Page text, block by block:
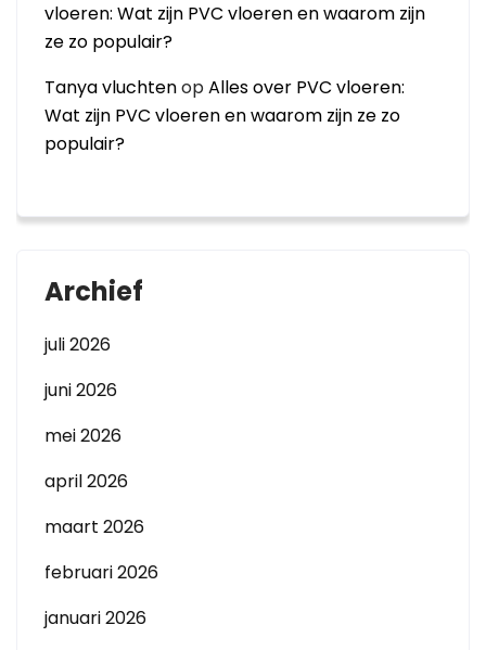
vloeren: Wat zijn PVC vloeren en waarom zijn
ze zo populair?
Tanya vluchtenopAlles over PVC vloeren:
Wat zijn PVC vloeren en waarom zijn ze zo
populair?
Archief
juli 2026
juni 2026
mei 2026
april 2026
maart 2026
februari 2026
januari 2026